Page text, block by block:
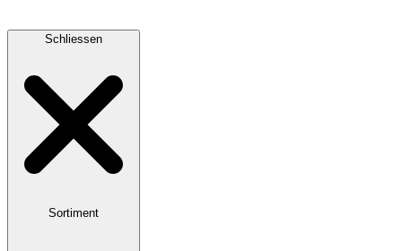
Schliessen
Sortiment